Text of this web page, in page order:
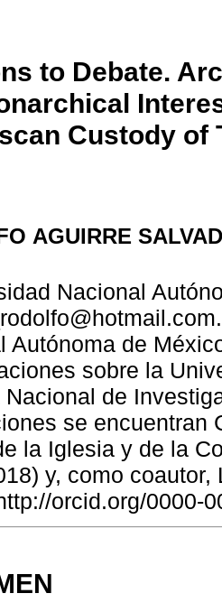
to Debate.
Custody of
AGUIRRE
Nacional
Autónoma de
sobre la
Nacional de
se encuentran
la Iglesia y de la
y, como
orcid.org/0000-